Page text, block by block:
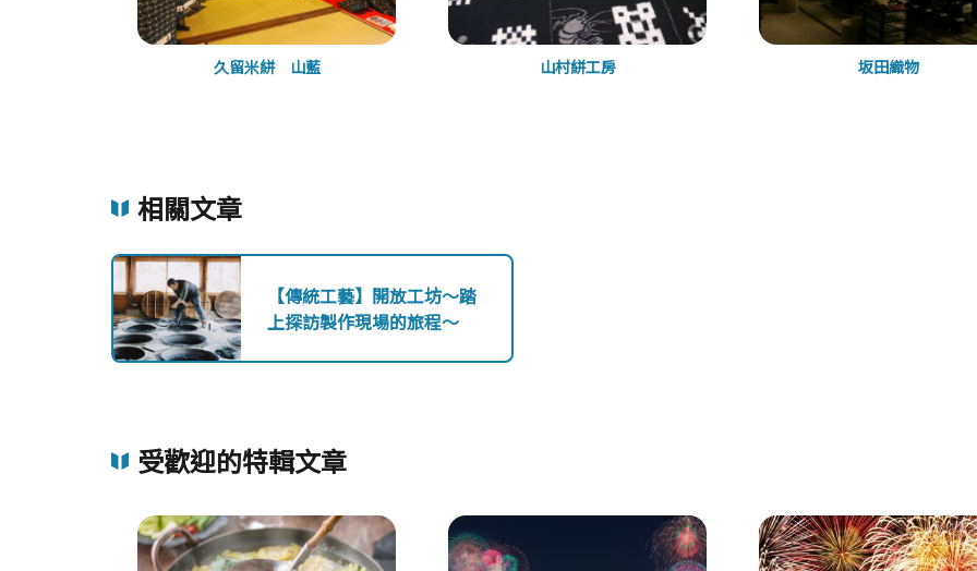
久留米絣 山藍 山村絣工房 坂田織物
相關文章
【傳統工藝】開放工坊～踏
上探訪製作現場的旅程～
受歡迎的特輯文章